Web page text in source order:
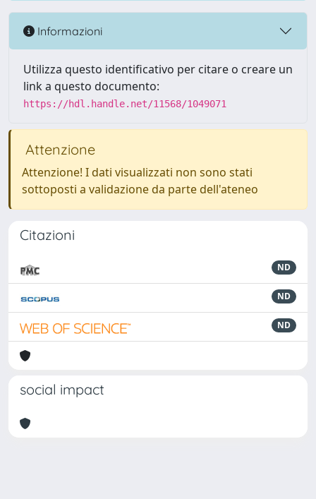
Informazioni
Utilizza questo identificativo per citare o creare un
link a questo documento:
https://hdl.handle.net/11568/1049071
Attenzione
Attenzione! I dati visualizzati non sono stati
sottoposti a validazione da parte dell'ateneo
Citazioni
ND
ND
ND
social impact